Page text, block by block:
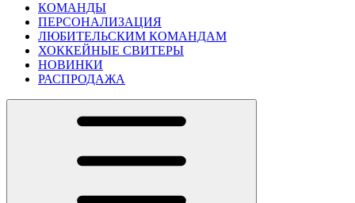
КОМАНДЫ
ПЕРСОНАЛИЗАЦИЯ
ЛЮБИТЕЛЬСКИМ КОМАНДАМ
ХОККЕЙНЫЕ СВИТЕРЫ
НОВИНКИ
РАСПРОДАЖА